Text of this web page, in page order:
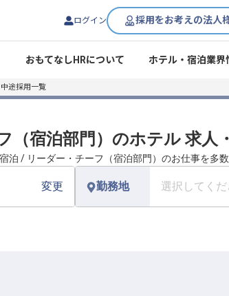
ログイン 採用をお考えの法人
おもてなしHRについて ホテル・宿泊業界
途採用一覧
（宿泊部門）のホテル 求人
泊 / リーダー・チーフ（宿泊部門）のお仕事を多
変更 勤務地 選択してく